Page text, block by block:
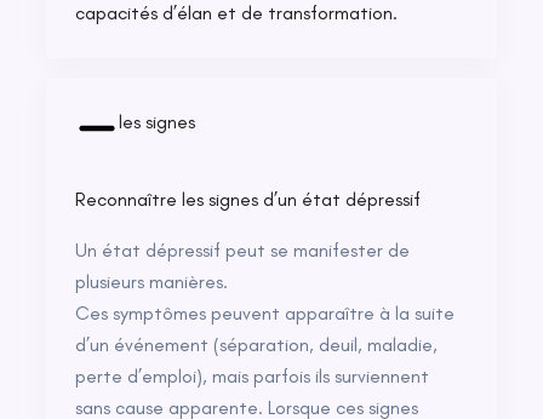
capacités d’élan et de transformation.
les signes
Reconnaître les signes d’un état dépressif
Un état dépressif peut se manifester de
plusieurs manières.
Ces symptômes peuvent apparaître à la suite
d’un événement (séparation, deuil, maladie,
perte d’emploi), mais parfois ils surviennent
sans cause apparente. Lorsque ces signes